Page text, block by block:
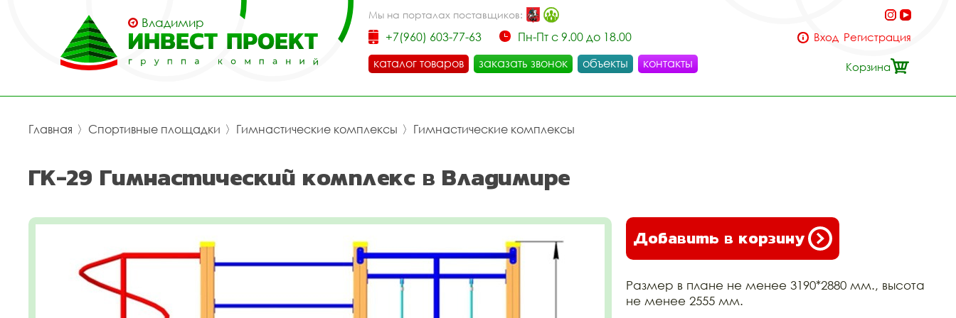
Владимир
Мы на порталах поставщиков:
+7(960) 603-77-63
Пн-Пт с 9.00 до 18.00
каталог товаров
заказать звонок объекты контакты
Вход Регистрация
Корзина
Главная 〉 Спортивные площадки 〉 Гимнастические комплексы 〉 Гимнастические комплексы
ГК-29 Гимнастический комплекс в Владимире
Добавить в корзину
Размер в плане не менее 3190*2880 мм., высота
не менее 2555 мм.